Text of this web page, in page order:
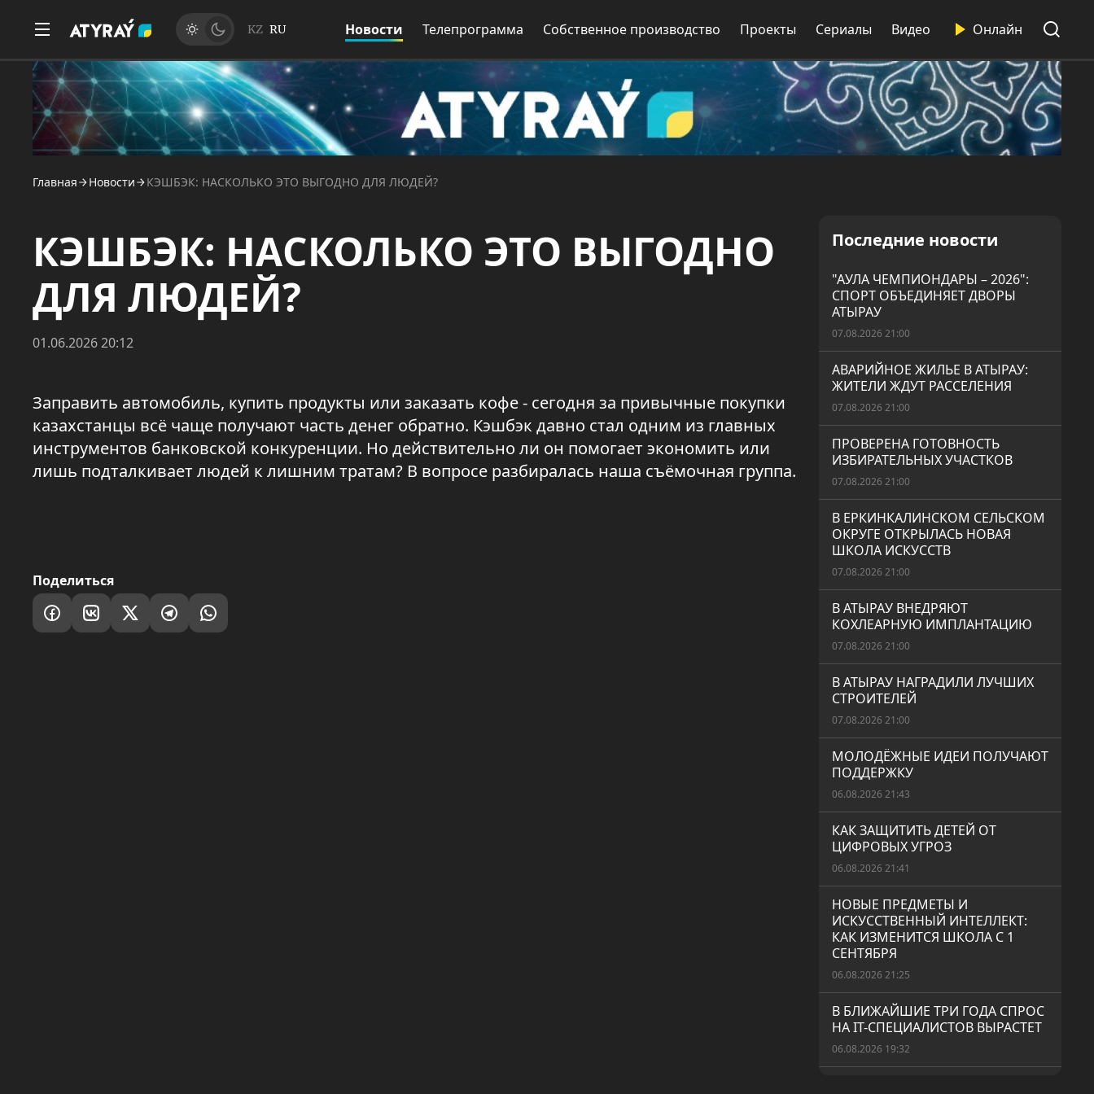
KZ RU Новости Телепрограмма Собственное производство Проекты Сериалы Видео Онлайн
Главная Новости КЭШБЭК: НАСКОЛЬКО ЭТО ВЫГОДНО ДЛЯ ЛЮДЕЙ?
КЭШБЭК: НАСКОЛЬКО ЭТО ВЫГОДНО
ДЛЯ ЛЮДЕЙ?
01.06.2026 20:12
Заправить автомобиль, купить продукты или заказать кофе - сегодня за привычные покупки
казахстанцы всё чаще получают часть денег обратно. Кэшбэк давно стал одним из главных
инструментов банковской конкуренции. Но действительно ли он помогает экономить или
лишь подталкивает людей к лишним тратам? В вопросе разбиралась наша съёмочная группа.
Поделиться
Последние новости
"АУЛА ЧЕМПИОНДАРЫ – 2026":
СПОРТ ОБЪЕДИНЯЕТ ДВОРЫ
АТЫРАУ
07.08.2026 21:00
АВАРИЙНОЕ ЖИЛЬЕ В АТЫРАУ:
ЖИТЕЛИ ЖДУТ РАССЕЛЕНИЯ
07.08.2026 21:00
ПРОВЕРЕНА ГОТОВНОСТЬ
ИЗБИРАТЕЛЬНЫХ УЧАСТКОВ
07.08.2026 21:00
В ЕРКИНКАЛИНСКОМ СЕЛЬСКОМ
ОКРУГЕ ОТКРЫЛАСЬ НОВАЯ
ШКОЛА ИСКУССТВ
07.08.2026 21:00
В АТЫРАУ ВНЕДРЯЮТ
КОХЛЕАРНУЮ ИМПЛАНТАЦИЮ
07.08.2026 21:00
В АТЫРАУ НАГРАДИЛИ ЛУЧШИХ
СТРОИТЕЛЕЙ
07.08.2026 21:00
МОЛОДЁЖНЫЕ ИДЕИ ПОЛУЧАЮТ
ПОДДЕРЖКУ
06.08.2026 21:43
КАК ЗАЩИТИТЬ ДЕТЕЙ ОТ
ЦИФРОВЫХ УГРОЗ
06.08.2026 21:41
НОВЫЕ ПРЕДМЕТЫ И
ИСКУССТВЕННЫЙ ИНТЕЛЛЕКТ:
КАК ИЗМЕНИТСЯ ШКОЛА С 1
СЕНТЯБРЯ
06.08.2026 21:25
В БЛИЖАЙШИЕ ТРИ ГОДА СПРОС
НА IT-СПЕЦИАЛИСТОВ ВЫРАСТЕТ
06.08.2026 19:32